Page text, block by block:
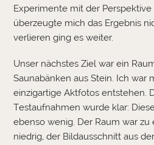
Experimente mit der
überzeugte mich das Ergebnis
verlieren ging es weiter.
Unser nächstes Ziel war ein
Saunabänken aus Stein. Ich war
einzigartige Aktfotos entstehen.
Testaufnahmen wurde klar:
ebenso wenig. Der Raum war zu
niedrig, der Bildausschnitt aus